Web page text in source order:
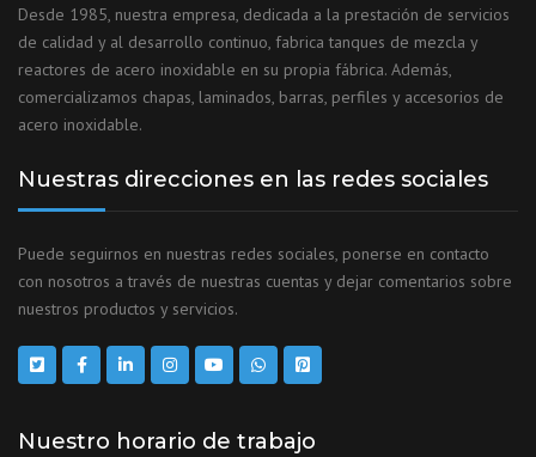
Desde 1985, nuestra empresa, dedicada a la prestación de servicios
de calidad y al desarrollo continuo, fabrica tanques de mezcla y
reactores de acero inoxidable en su propia fábrica. Además,
comercializamos chapas, laminados, barras, perfiles y accesorios de
acero inoxidable.
Nuestras direcciones en las redes sociales
Puede seguirnos en nuestras redes sociales, ponerse en contacto
con nosotros a través de nuestras cuentas y dejar comentarios sobre
nuestros productos y servicios.
Nuestro horario de trabajo